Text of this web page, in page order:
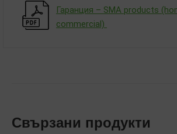
Гаранция – SMA products
commercial)
Свързани продукти